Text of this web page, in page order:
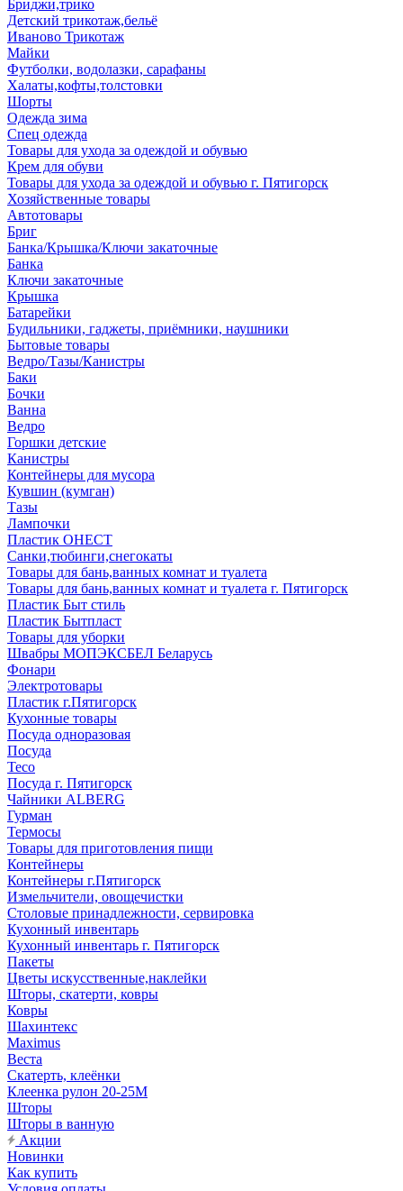
Бриджи,трико
Детский трикотаж,бельё
Иваново Трикотаж
Майки
Футболки, водолазки, сарафаны
Халаты,кофты,толстовки
Шорты
Одежда зима
Спец одежда
Товары для ухода за одеждой и обувью
Крем для обуви
Товары для ухода за одеждой и обувью г. Пятигорск
Хозяйственные товары
Автотовары
Бриг
Банка/Крышка/Ключи закаточные
Банка
Ключи закаточные
Крышка
Батарейки
Будильники, гаджеты, приёмники, наушники
Бытовые товары
Ведро/Тазы/Канистры
Баки
Бочки
Ванна
Ведро
Горшки детские
Канистры
Контейнеры для мусора
Кувшин (кумган)
Тазы
Лампочки
Пластик ОНЕСТ
Санки,тюбинги,снегокаты
Товары для бань,ванных комнат и туалета
Товары для бань,ванных комнат и туалета г. Пятигорск
Пластик Быт стиль
Пластик Бытпласт
Товары для уборки
Швабры МОПЭКСБЕЛ Беларусь
Фонари
Электротовары
Пластик г.Пятигорск
Кухонные товары
Посуда одноразовая
Посуда
Teco
Посуда г. Пятигорск
Чайники ALBERG
Гурман
Термосы
Товары для приготовления пищи
Контейнеры
Контейнеры г.Пятигорск
Измельчители, овощечистки
Столовые принадлежности, сервировка
Кухонный инвентарь
Кухонный инвентарь г. Пятигорск
Пакеты
Цветы искусственные,наклейки
Шторы, скатерти, ковры
Ковры
Шахинтекс
Maximus
Веста
Скатерть, клеёнки
Клеенка рулон 20-25М
Шторы
Шторы в ванную
Акции
Новинки
Как купить